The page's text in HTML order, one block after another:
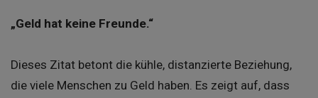
„Geld hat keine Freunde.“
Dieses Zitat betont die kühle, distanzierte Beziehung,
die viele Menschen zu Geld haben. Es zeigt auf, dass